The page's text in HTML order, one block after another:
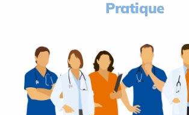
Pratique